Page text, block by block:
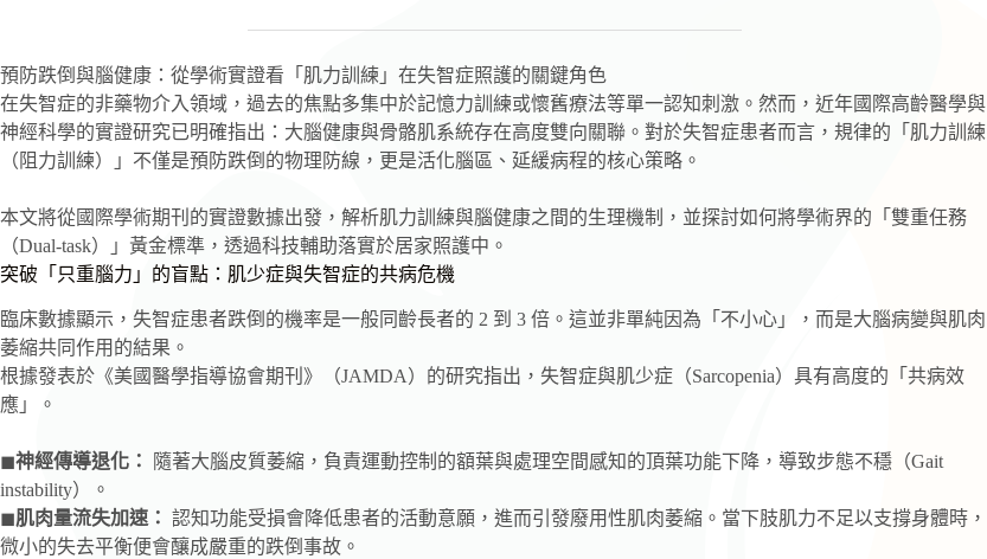
預防跌倒與腦健康：從學術實證看「肌力訓練」在失智症照護的關鍵角色
在失智症的非藥物介入領域，過去的焦點多集中於記憶力訓練或懷舊療法等單一認知刺激。然而，近年國際高齡醫學與
神經科學的實證研究已明確指出：大腦健康與骨骼肌系統存在高度雙向關聯。對於失智症患者而言，規律的「肌力訓練
（阻力訓練）」不僅是預防跌倒的物理防線，更是活化腦區、延緩病程的核心策略。
本文將從國際學術期刊的實證數據出發，解析肌力訓練與腦健康之間的生理機制，並探討如何將學術界的「雙重任務
（Dual-task）」黃金標準，透過科技輔助落實於居家照護中。
突破「只重腦力」的盲點：肌少症與失智症的共病危機
臨床數據顯示，失智症患者跌倒的機率是一般同齡長者的 2 到 3 倍。這並非單純因為「不小心」，而是大腦病變與肌肉
萎縮共同作用的結果。
根據發表於《美國醫學指導協會期刊》（JAMDA）的研究指出，失智症與肌少症（Sarcopenia）具有高度的「共病效
應」。
◼神經傳導退化：
隨著大腦皮質萎縮，負責運動控制的額葉與處理空間感知的頂葉功能下降，導致步態不穩（Gait
instability）。
◼肌肉量流失加速： 認知功能受損會降低患者的活動意願，進而引發廢用性肌肉萎縮。當下肢肌力不足以支撐身體時，
微小的失去平衡便會釀成嚴重的跌倒事故。